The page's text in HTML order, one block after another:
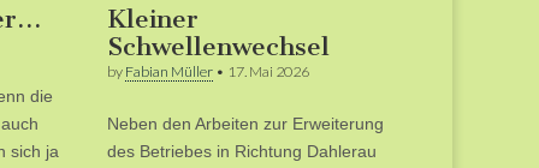
die
sich ja
Kleiner
Schwellenwechsel
by Fabian Müller • 17. Mai 2026
Neben den Arbeiten zur Erweiterung
des Betriebes in Richtung Dahlerau